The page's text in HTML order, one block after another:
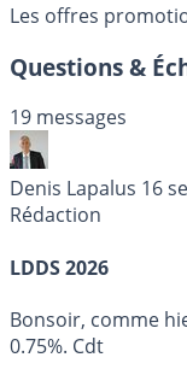
Les offres
Questions &
19 messages
Denis Lapalus 16
Rédaction
LDDS 2026
Bonsoir, comme
0.75%. Cdt